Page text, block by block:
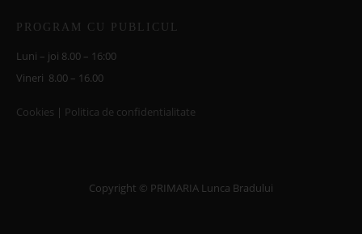
PROGRAM CU PUBLICUL
Luni – joi 8.00 – 16:00
Vineri 8.00 – 16.00
Cookies | Politica de confidentialitate
Copyright © PRIMARIA Lunca Bradului